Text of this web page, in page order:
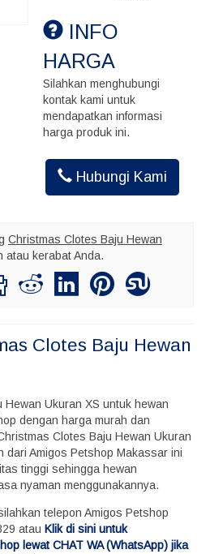
INFO
HARGA
Silahkan menghubungi
kontak kami untuk
mendapatkan informasi
harga produk ini.
Hubungi Kami
Christmas Clotes Baju Hewan
atau kerabat Anda.
Clotes Baju Hewan
Ukuran XS untuk hewan
dengan harga murah dan
Clotes Baju Hewan Ukuran
dari Amigos Petshop Makassar ini
tinggi sehingga hewan
nyaman menggunakannya.
telepon Amigos Petshop
atau Klik di sini untuk
lewat CHAT WA (WhatsApp) jika